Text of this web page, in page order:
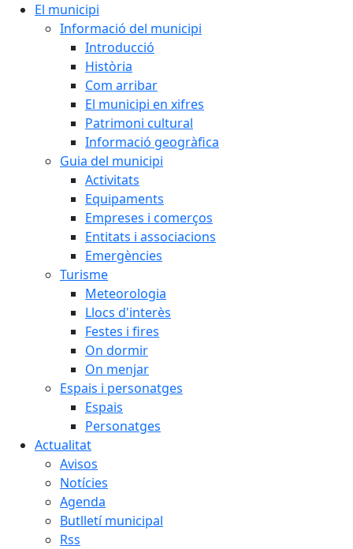
El municipi
Informació del municipi
Introducció
Història
Com arribar
El municipi en xifres
Patrimoni cultural
Informació geogràfica
Guia del municipi
Activitats
Equipaments
Empreses i comerços
Entitats i associacions
Emergències
Turisme
Meteorologia
Llocs d'interès
Festes i fires
On dormir
On menjar
Espais i personatges
Espais
Personatges
Actualitat
Avisos
Notícies
Agenda
Butlletí municipal
Rss